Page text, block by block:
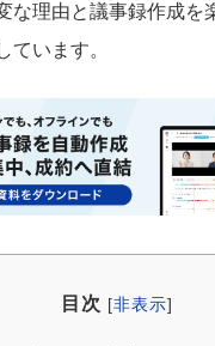
な理由と議事録作成を
ています。
目次 [非表示]